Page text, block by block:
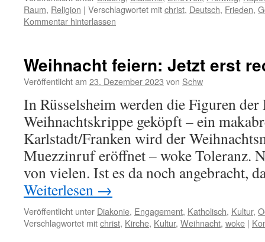
Raum, Religion | Verschlagwortet mitchrist, Deutsch, Frieden,
Kommentar hinterlassen
Weihnacht feiern: Jetzt erst
Veröffentlicht am 23. Dezember 2023 von Schw
In Rüsselsheim werden die Figuren
Weihnachtskrippe geköpft – ein
Karlstadt/Franken wird der
Muezzinruf eröffnet – woke Toleranz.
von vielen. Ist es da noch angebracht,
Weiterlesen →
Veröffentlicht unter Diakonie, Engagement, Katholisch, Kultur,
Verschlagwortet mitchrist, Kirche, Kultur, Weihnacht, woke |